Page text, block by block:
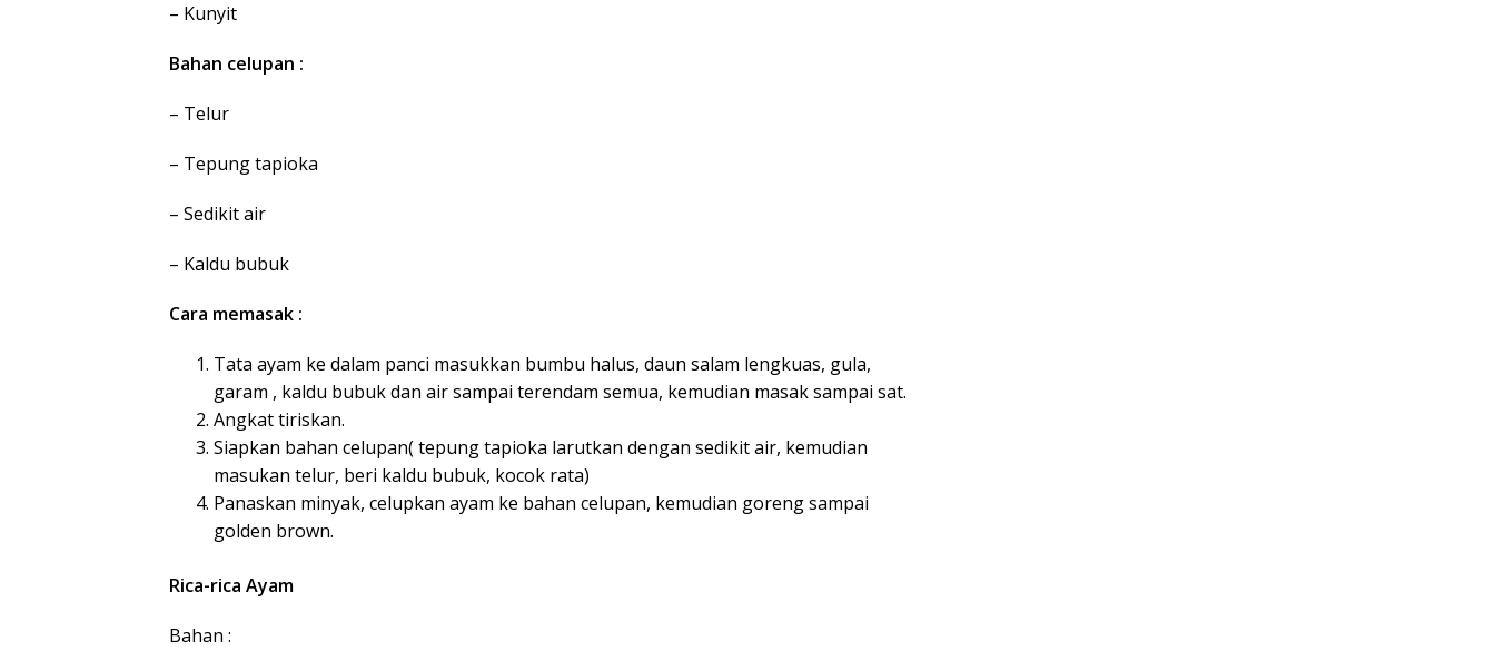
– Kunyit
Bahan celupan :
– Telur
– Tepung tapioka
– Sedikit air
– Kaldu bubuk
Cara memasak :
Tata ayam ke dalam panci masukkan bumbu halus, daun salam lengkuas, gula,
garam , kaldu bubuk dan air sampai terendam semua, kemudian masak sampai sat.
Angkat tiriskan.
Siapkan bahan celupan( tepung tapioka larutkan dengan sedikit air, kemudian
masukan telur, beri kaldu bubuk, kocok rata)
Panaskan minyak, celupkan ayam ke bahan celupan, kemudian goreng sampai
golden brown.
Rica-rica Ayam
Bahan :